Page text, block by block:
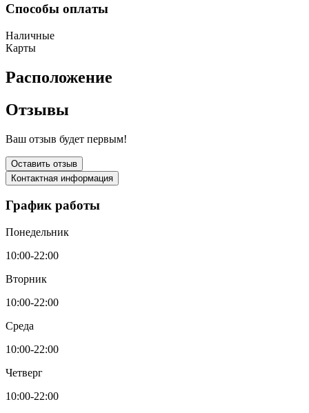
Способы оплаты
Наличные
Карты
Расположение
Отзывы
Ваш отзыв будет первым!
Оставить отзыв
Контактная информация
График работы
Понедельник
10:00-22:00
Вторник
10:00-22:00
Среда
10:00-22:00
Четверг
10:00-22:00